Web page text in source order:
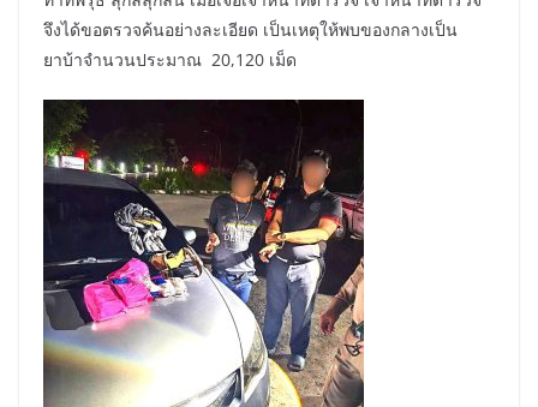
จึงได้ขอตรวจค้นอย่างละเอียด เป็นเหตุให้พบของกลางเป็น
ยาบ้าจำนวนประมาณ 20,120 เม็ด